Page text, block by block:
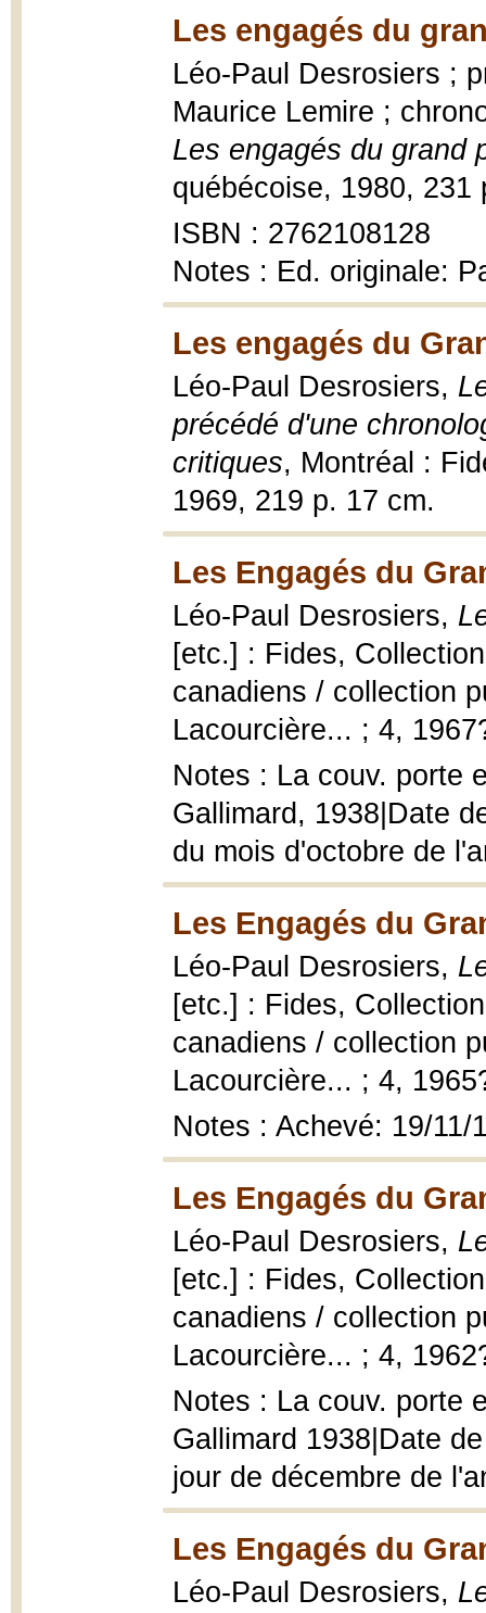
Les engagés du
Léo-Paul Desrosiers ;
Maurice Lemire ;
Les engagés du grand
québécoise, 1980, 231
ISBN : 2762108128
Notes : Ed. originale:
Les engagés du
Léo-Paul Desrosiers,
précédé d'une
critiques, Montréal :
1969, 219 p. 17 cm.
Les Engagés du
Léo-Paul Desrosiers,
[etc.] : Fides,
canadiens / collection
Lacourcière... ; 4,
Notes : La couv. porte
Gallimard, 1938|Date
du mois d'octobre de
Les Engagés du
Léo-Paul Desrosiers,
[etc.] : Fides,
canadiens / collection
Lacourcière... ; 4,
Notes : Achevé: 19/11/
Les Engagés du
Léo-Paul Desrosiers,
[etc.] : Fides,
canadiens / collection
Lacourcière... ; 4,
Notes : La couv. porte
Gallimard 1938|Date
jour de décembre de
Les Engagés du
Léo-Paul Desrosiers,